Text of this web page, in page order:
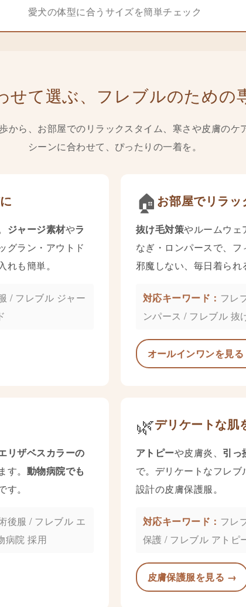
愛犬の体型に合うサイズを簡単チェック
せて選ぶ、フレブルのための
から、お部屋でのリラックスタイム、寒さや皮膚のケ
シーンに合わせて、ぴったりの一着を。
ジャージ素材やラ
グラン・アウトド
も簡単。
/ フレブル ジャー
🏠 お部屋でリラッ
抜け毛対策やルームウェ
なぎ・ロンパースで、
邪魔しない、毎日着られ
フレ
ンパース / フレブル 抜
オールインワンを見
リザベスカラーの
。 動物病院でも
。
後服 / フレブル エ
病院 採用
🌿デリケートな肌
アトピーや皮膚炎、 引っ
で。デリケートなフレ
設計の皮膚保護服。
フレ
保護 / フレブル アトピ
皮膚保護服を見る →